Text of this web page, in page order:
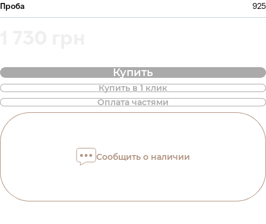
Проба 925
Купить
Купить в 1 клик
Оплата частями
Также доступна покупка товара в
оплату частями
Оплата частями ПриватБанка
Оплату можно разделить на 2 или 3 платежа. Без
Сообщить о наличии